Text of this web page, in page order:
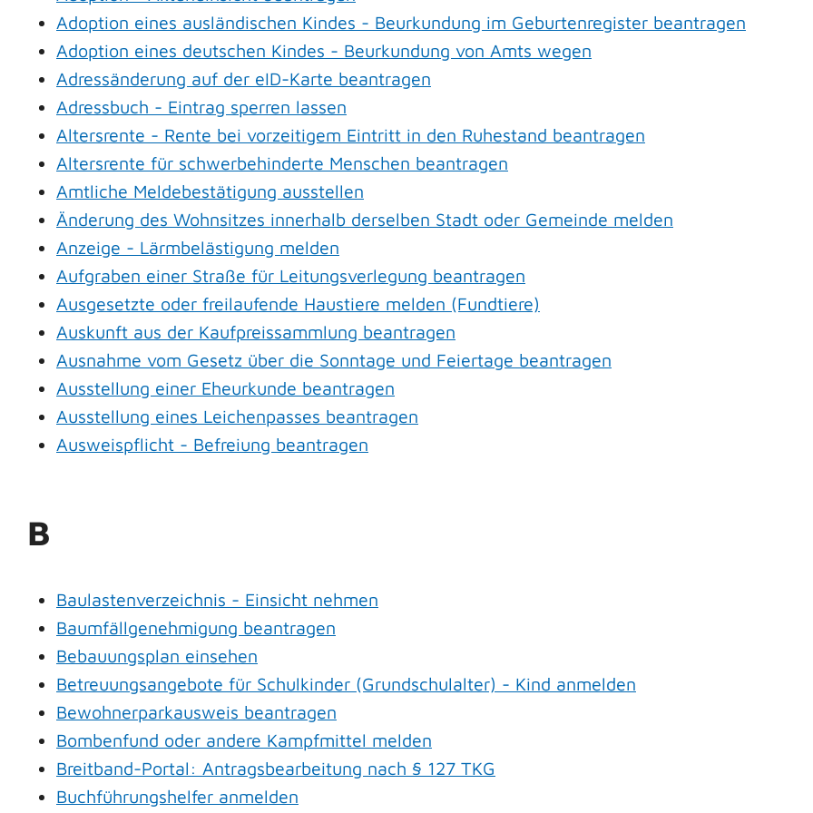
Adoption eines ausländischen Kindes - Beurkundung im Geburtenregister beantragen
Adoption eines deutschen Kindes - Beurkundung von Amts wegen
Adressänderung auf der eID-Karte beantragen
Adressbuch - Eintrag sperren lassen
Altersrente - Rente bei vorzeitigem Eintritt in den Ruhestand beantragen
Altersrente für schwerbehinderte Menschen beantragen
Amtliche Meldebestätigung ausstellen
Änderung des Wohnsitzes innerhalb derselben Stadt oder Gemeinde melden
Anzeige - Lärmbelästigung melden
Aufgraben einer Straße für Leitungsverlegung beantragen
Ausgesetzte oder freilaufende Haustiere melden (Fundtiere)
Auskunft aus der Kaufpreissammlung beantragen
Ausnahme vom Gesetz über die Sonntage und Feiertage beantragen
Ausstellung einer Eheurkunde beantragen
Ausstellung eines Leichenpasses beantragen
Ausweispflicht - Befreiung beantragen
B
Baulastenverzeichnis - Einsicht nehmen
Baumfällgenehmigung beantragen
Bebauungsplan einsehen
Betreuungsangebote für Schulkinder (Grundschulalter) - Kind anmelden
Bewohnerparkausweis beantragen
Bombenfund oder andere Kampfmittel melden
Breitband-Portal: Antragsbearbeitung nach § 127 TKG
Buchführungshelfer anmelden